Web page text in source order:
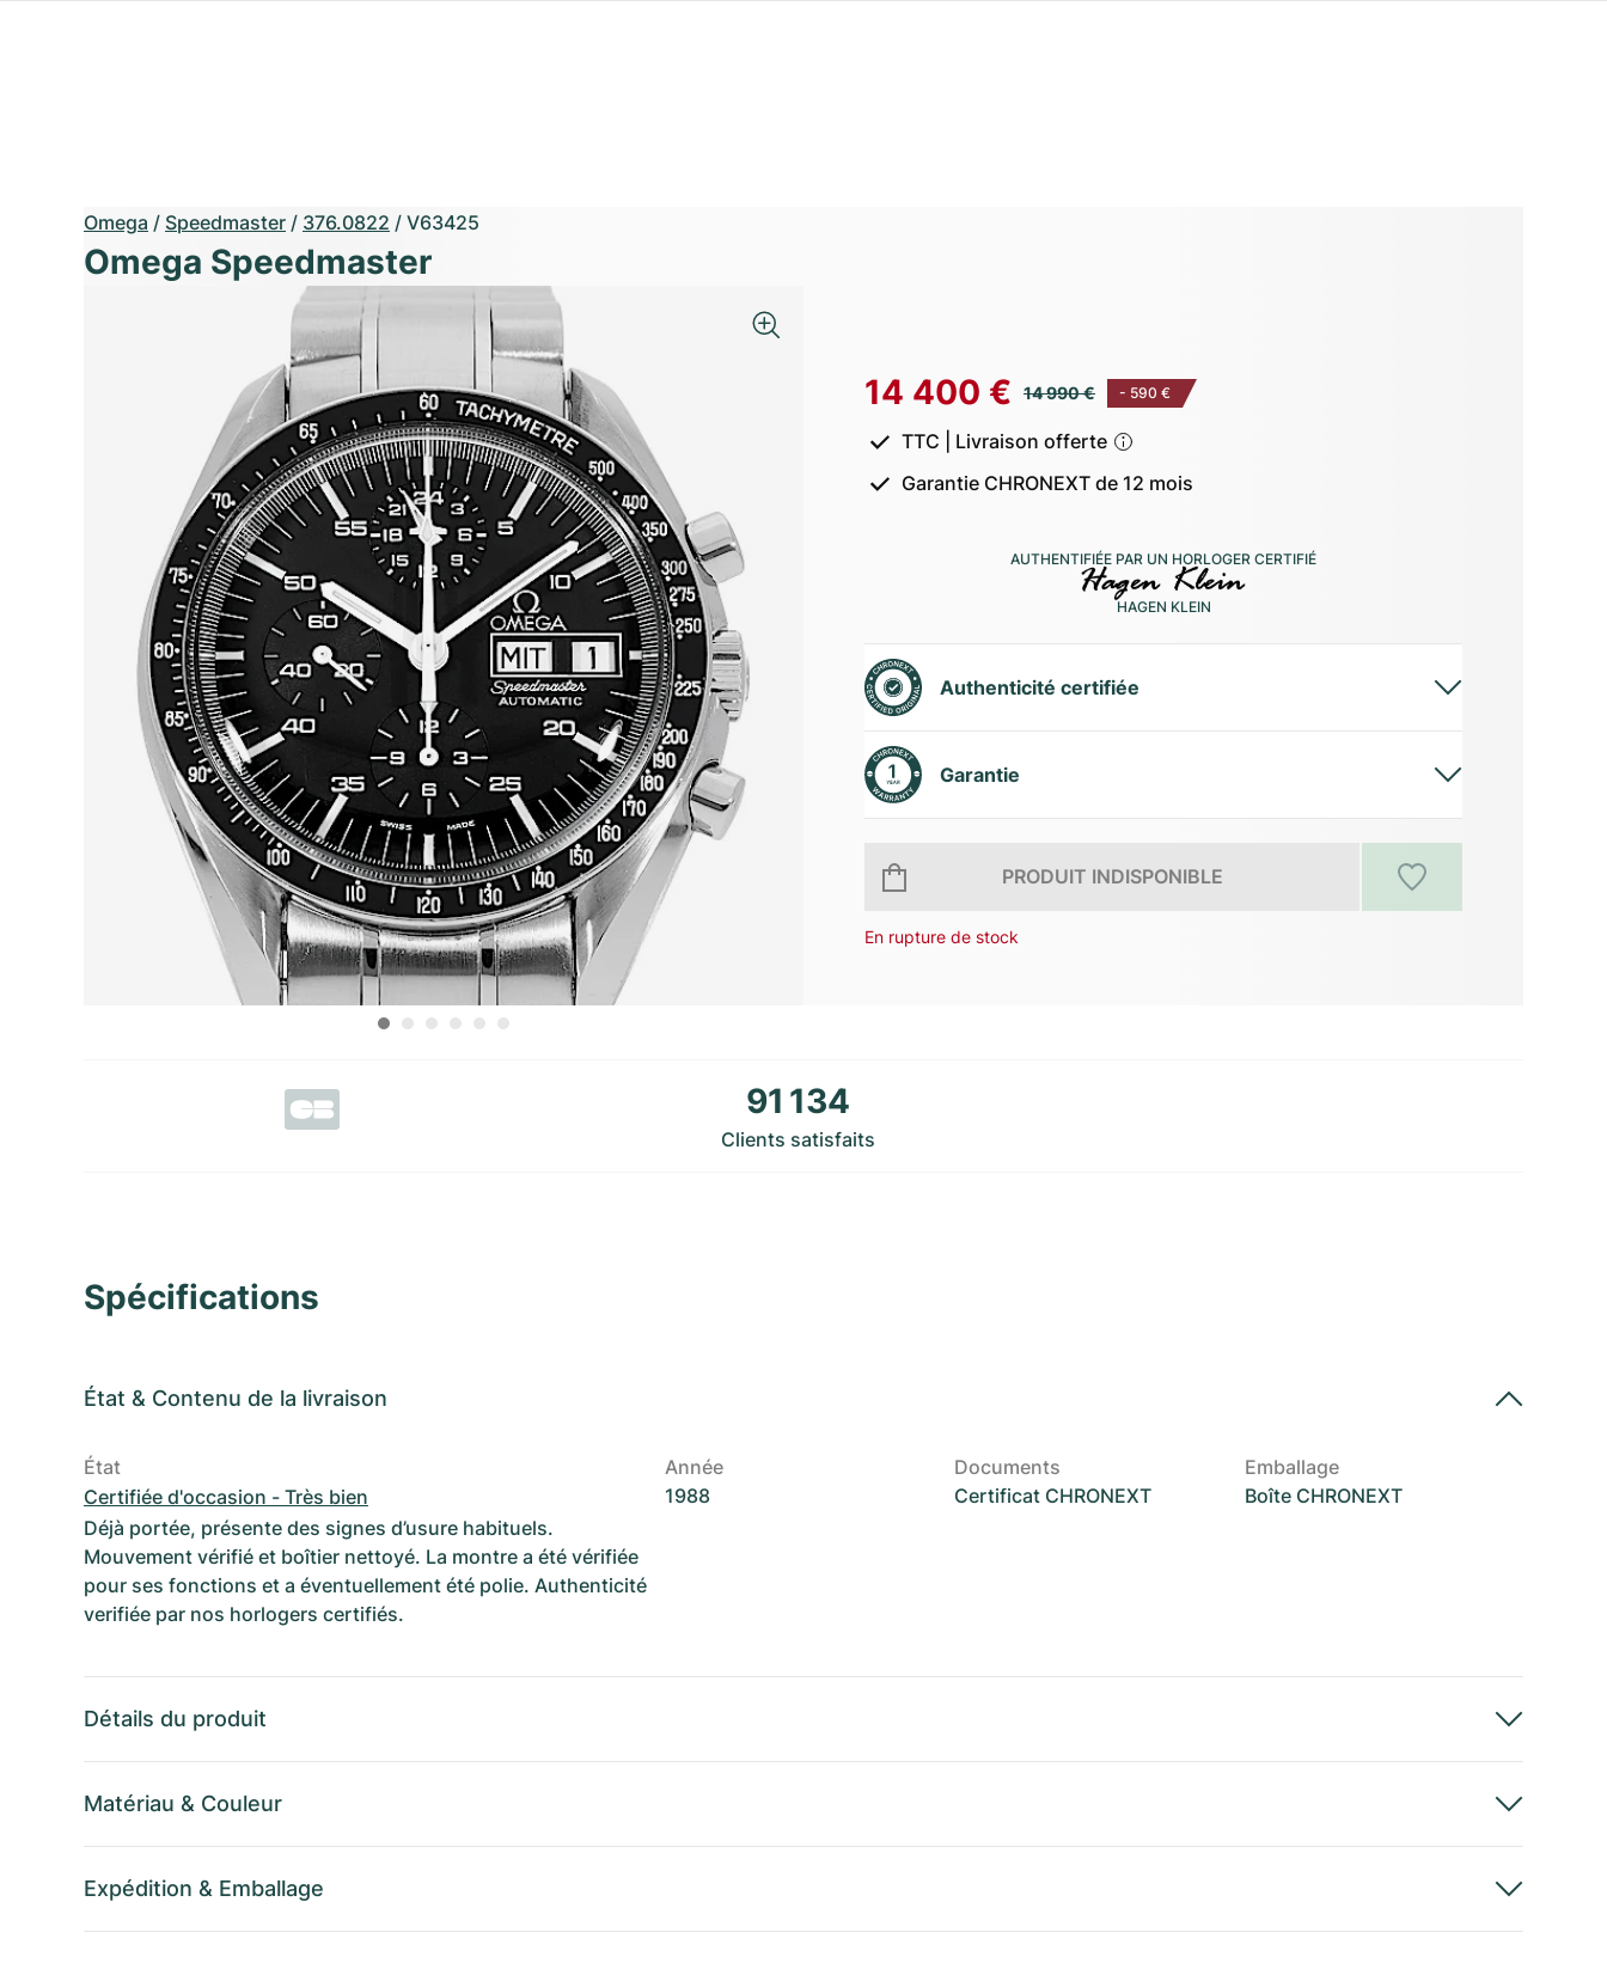
Omega / Speedmaster / 376.0822 / V63425
Omega Speedmaster
14 400 € 14 990 € - 590 €
TTC | Livraison offerte
Garantie CHRONEXT de 12 mois
AUTHENTIFIÉE PAR UN HORLOGER CERTIFIÉ
HAGEN KLEIN
Authenticité certifiée
Garantie
PRODUIT INDISPONIBLE
En rupture de stock
91 134
Clients satisfaits
Spécifications
État & Contenu de la livraison
État
Certifiée d'occasion - Très bien
Déjà portée, présente des signes d’usure habituels.
Mouvement vérifié et boîtier nettoyé. La montre a été vérifiée
pour ses fonctions et a éventuellement été polie. Authenticité
verifiée par nos horlogers certifiés.
Année
1988
Documents
Certificat CHRONEXT
Emballage
Boîte CHRONEXT
Détails du produit
Matériau & Couleur
Expédition & Emballage